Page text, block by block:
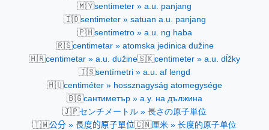
🇲🇾sentimeter » a.u. panjang
🇮🇩sentimeter » satuan a.u. panjang
🇵🇭sentimetro » a.u. ng haba
🇷🇸centimetar » atomska jedinica dužine
🇭🇷centimetar » a.u. dužine🇸🇰centimeter » a.u. dĺžky
🇮🇸sentímetri » a.u. af lengd
🇭🇺centiméter » hossznagyság atomegysége
🇧🇬сантиметър » а.у. на дължина
🇯🇵センチメートル » 長さの原子単位
🇹🇼公分 » 長度的原子單位🇨🇳厘米 » 长度的原子单位